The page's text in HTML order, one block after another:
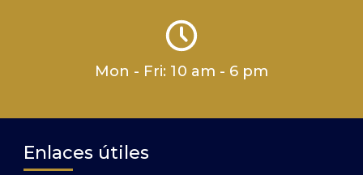
Mon - Fri: 10 am - 6 pm
Enlaces útiles